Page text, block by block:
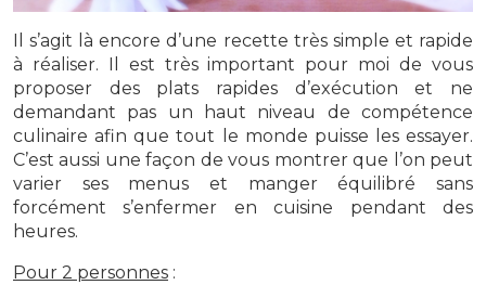
Il s’agit là encore d’une recette très simple et rapide
à réaliser. Il est très important pour moi de vous
proposer des plats rapides d’exécution et ne
demandant pas un haut niveau de compétence
culinaire afin que tout le monde puisse les essayer.
C’est aussi une façon de vous montrer que l’on peut
varier ses menus et manger équilibré sans
forcément s’enfermer en cuisine pendant des
heures.
Pour 2 personnes :